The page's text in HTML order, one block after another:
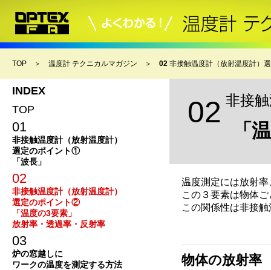
TOP ＞ 温度計 テクニカルマガジン ＞ 02 非接触温度計（放射温度計）
INDEX
TOP
01
非接触温度計（放射温度計）
選定のポイント①
「波長」
02
非接触温度計（放射温度計）
選定のポイント②
「温度の3要素」
放射率・透過率・反射率
03
炉の窓越しに
ワークの温度を測定する方法
02 非接
「
温度測定には放射
この３要素は物体
この関係性は非接
物体の放射率